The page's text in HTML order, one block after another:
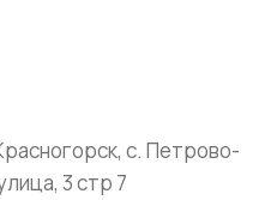
с. Петрово-
3 стр 7